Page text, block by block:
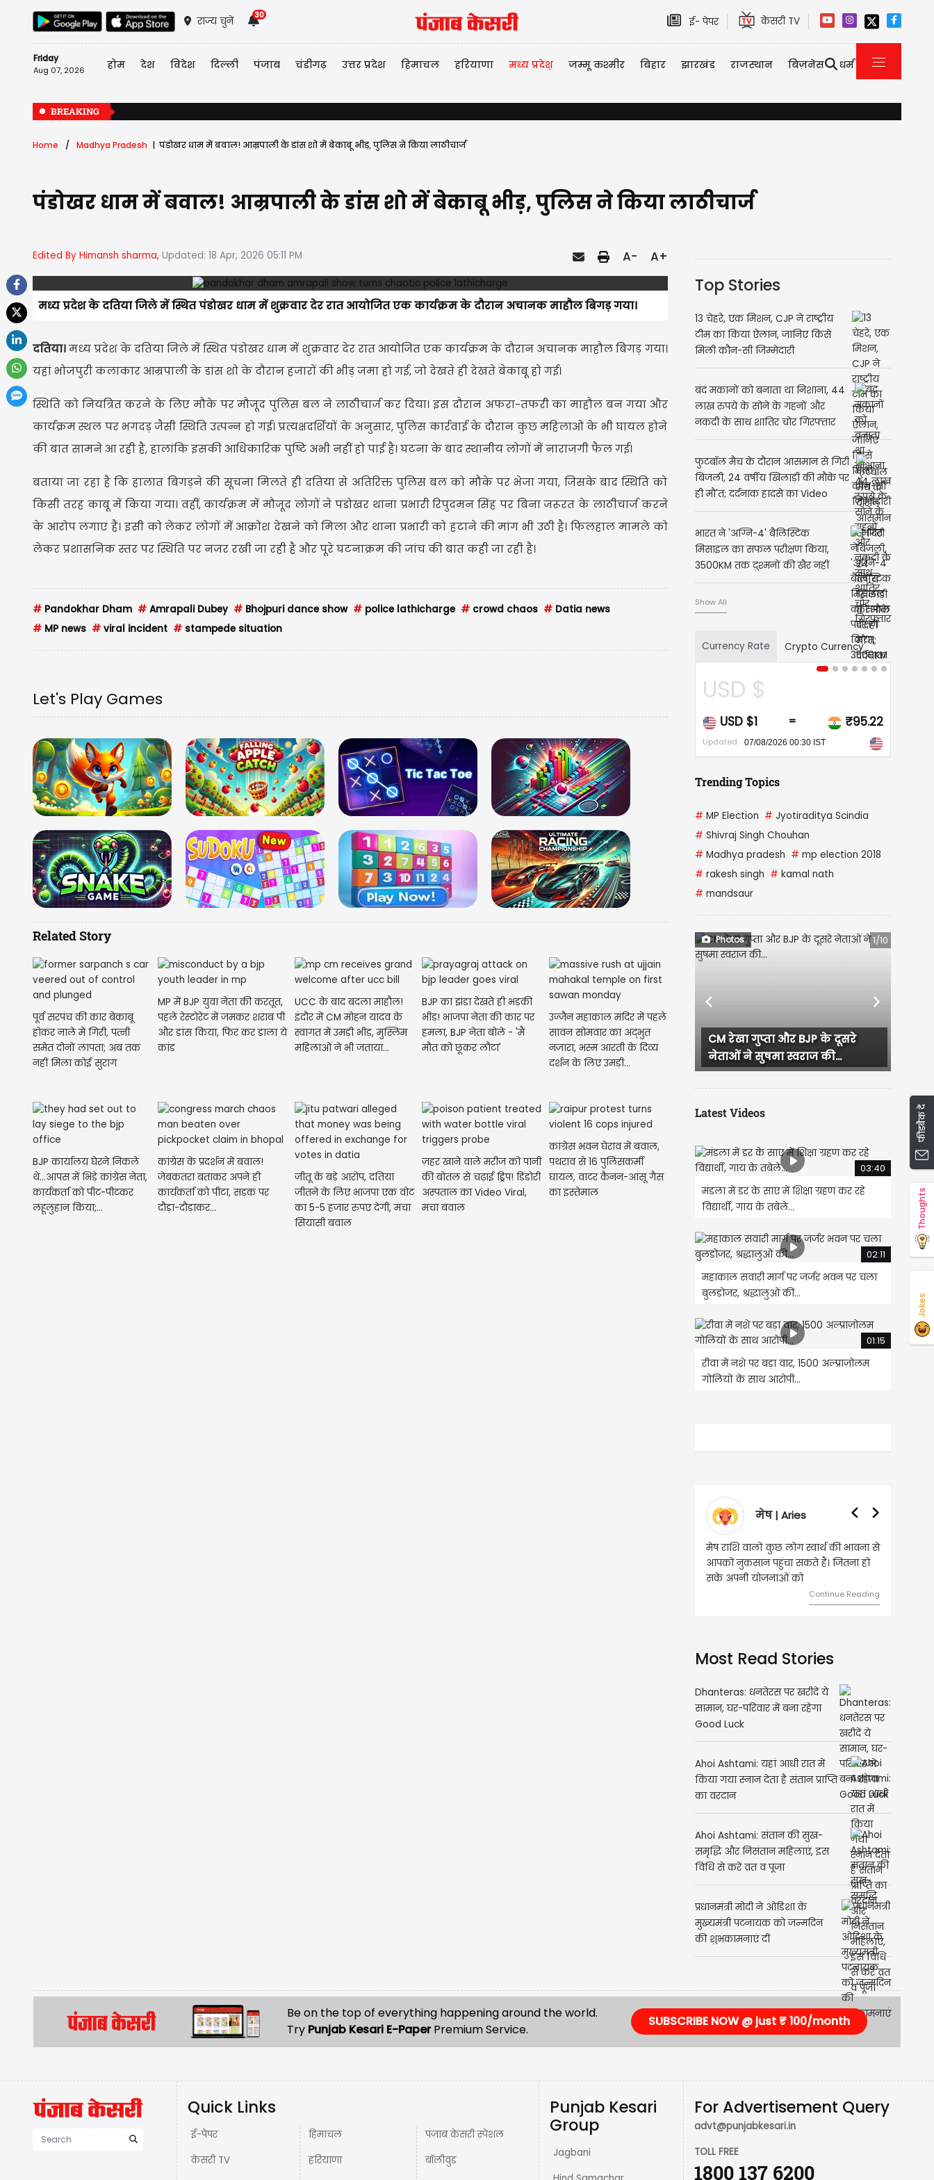
राज्य चुनें
30
ई- पेपर केसरी TV
Friday
Aug 07, 2026 होम देश विदेश दिल्ली पंजाब चंडीगढ़ उत्तर प्रदेश हिमाचल हरियाणा मध्य प्रदेश़ जम्मू कश्मीर बिहार झारखंड राजस्थान बिज़नेस धर्म
BREAKING
Home Madhya Pradesh पंडोखर धाम में बवाल! आम्रपाली के डांस शो में बेकाबू भीड़, पुलिस ने किया लाठीचार्ज
पंडोखर धाम में बवाल! आम्रपाली के डांस शो में बेकाबू भीड़, पुलिस ने किया लाठीचार्ज
Edited By Himansh sharma, Updated: 18 Apr, 2026 05:11 PM A- A+
मध्य प्रदेश के दतिया जिले में स्थित पंडोखर धाम में शुक्रवार देर रात आयोजित एक कार्यक्रम के दौरान अचानक माहौल बिगड़ गया।
दतिया।मध्य प्रदेश के दतिया जिले में स्थित पंडोखर धाम में शुक्रवार देर रात आयोजित एक कार्यक्रम के दौरान अचानक माहौल बिगड़ गया।
यहां भोजपुरी कलाकार आम्रपाली के डांस शो के दौरान हजारों की भीड़ जमा हो गई, जो देखते ही देखते बेकाबू हो गई।
स्थिति को नियंत्रित करने के लिए मौके पर मौजूद पुलिस बल ने लाठीचार्ज कर दिया। इस दौरान अफरा-तफरी का माहौल बन गया और
कार्यक्रम स्थल पर भगदड़ जैसी स्थिति उत्पन्न हो गई। प्रत्यक्षदर्शियों के अनुसार, पुलिस कार्रवाई के दौरान कुछ महिलाओं के भी घायल होने
की बात सामने आ रही है, हालांकि इसकी आधिकारिक पुष्टि अभी नहीं हो पाई है। घटना के बाद स्थानीय लोगों में नाराजगी फैल गई।
बताया जा रहा है कि हालात बिगड़ने की सूचना मिलते ही दतिया से अतिरिक्त पुलिस बल को मौके पर भेजा गया, जिसके बाद स्थिति को
किसी तरह काबू में किया गया। वहीं, कार्यक्रम में मौजूद लोगों ने पंडोखर थाना प्रभारी रिपुदमन सिंह पर बिना जरूरत के लाठीचार्ज करने
के आरोप लगाए हैं। इसी को लेकर लोगों में आक्रोश देखने को मिला और थाना प्रभारी को हटाने की मांग भी उठी है। फिलहाल मामले को
लेकर प्रशासनिक स्तर पर स्थिति पर नजर रखी जा रही है और पूरे घटनाक्रम की जांच की बात कही जा रही है।
# Pandokhar Dham # Amrapali Dubey # Bhojpuri dance show # police lathicharge # crowd chaos # Datia news
# MP news # viral incident # stampede situation
Let's Play Games
Related Story
पूर्व सरपंच की कार बेकाबू
होकर नाले में गिरी, पत्नी
समेत दोनों लापता; अब तक
नहीं मिला कोई सुराग
MP में BJP युवा नेता की करतूत,
पहले रेस्टोरेंट में जमकर शराब पी
और डांस किया, फिर कर डाला ये
कांड
UCC के बाद बदला माहौल!
इंदौर में CM मोहन यादव के
स्वागत में उमड़ी भीड़, मुस्लिम
महिलाओं ने भी जताया...
BJP का झंडा देखते ही भड़की
भीड़! भाजपा नेता की कार पर
हमला, BJP नेता बोले - 'मैं
मौत को छूकर लौटा'
उज्जैन महाकाल मंदिर में पहले
सावन सोमवार का अद्भुत
नजारा, भस्म आरती के दिव्य
दर्शन के लिए उमड़ी...
BJP कार्यालय घेरने निकले
थे...आपस में भिड़े कांग्रेस नेता,
कार्यकर्ता को पीट-पीटकर
लहूलुहान किया;...
कांग्रेस के प्रदर्शन में बवाल!
जेबकतरा बताकर अपने ही
कार्यकर्ता को पीटा, सड़क पर
दौड़ा-दौड़ाकर...
जीतू के बड़े आरोप, दतिया
जीतने के लिए भाजपा एक वोट
का 5-5 हजार रुपए देगी, मचा
सियासी बवाल
ज़हर खाने वाले मरीज को पानी
की बोतल से चढ़ाई ड्रिप! डिंडोरी
अस्पताल का Video Viral,
मचा बवाल
कांग्रेस भवन घेराव में बवाल,
पथराव से 16 पुलिसकर्मी
घायल, वाटर कैनन-आंसू गैस
का इस्तेमाल
Top Stories
13 चेहरे, एक मिशन, CJP ने राष्ट्रीय
टीम का किया ऐलान, जानिए किसे
मिली कौन-सी जिम्मेदारी
बंद मकानों को बनाता था निशाना, 44
लाख रुपये के सोने के गहनों और
नकदी के साथ शातिर चोर गिरफ्तार
फुटबॉल मैच के दौरान आसमान से गिरी
बिजली, 24 वर्षीय खिलाड़ी की मौके पर
ही मौ'त; दर्दनाक हादसे का Video
वायरल
भारत ने 'अग्नि-4' बैलिस्टिक
मिसाइल का सफल परीक्षण किया,
3500KM तक दुश्मनों की खैर नहीं
Show All
Currency Rate Crypto Currency
USD $1 = ₹95.22
Updated 07/08/2026 00:30 IST
CAD $1 =
Updated 07/08/2026 00:30 IST
Trending Topics
# MP Election # Jyotiraditya Scindia
# Shivraj Singh Chouhan
# Madhya pradesh # mp election 2018
# rakesh singh # kamal nath
# mandsaur
Photos 1/10
CM रेखा गुप्ता और BJP के दूसरे
नेताओं ने सुषमा स्वराज की...
CM रेखा गुप्ता का जन सेवा
जनता से सीधा संवाद, हर...
Previous Next
Latest Videos
03:40
मंडला में डर के साए में शिक्षा ग्रहण कर रहे
विद्यार्थी, गाय के तबेले...
02:11
महाकाल सवारी मार्ग पर जर्जर भवन पर चला
बुलडोजर, श्रद्धालुओं की...
01:15
रीवा में नशे पर बड़ा वार, 1500 अल्प्राज़ोलम
गोलियों के साथ आरोपी...
मेष राशि वालों कुछ लोग स्वार्थ की भावना से
आपको नुकसान पहुंचा सकते हैं। जितना हो
वृषभ | Taurus
वृष राशि वालों आय के स्त्रोत बढ़ने से
हुए कार्यों में गति आएगी। युवा वर्ग
को लेकर ज्यादा फोकस रहेंगे।
Most Read Stories
Dhanteras: धनतेरस पर खरीदें ये
सामान, घर-परिवार में बना रहेगा
Good Luck
Ahoi Ashtami: यहां आधी रात में
किया गया स्नान देता है संतान प्राप्ति
का वरदान
Ahoi Ashtami: संतान की सुख-
समृद्धि और निसंतान महिलाएं, इस
विधि से करें व्रत व पूजा
प्रधानमंत्री मोदी ने ओडिशा के
मुख्यमंत्री पटनायक को जन्मदिन
की शुभकामनाएं दीं
Be on the top of everything happening around the world.
Try Punjab Kesari E-PaperPremium Service.
SUBSCRIBE NOW @ just ₹ 100/month
Quick Links
ई-पेपर
केसरी TV
हिमाचल
हरियाणा
पंजाब केसरी स्पेशल
बॉलीवुड
Punjab Kesari
Group
Jagbani
For Advertisement Query
advt@punjabkesari.in
TOLL FREE
1800 137 6200
फीडबैक दें
Thoughts
Jokes